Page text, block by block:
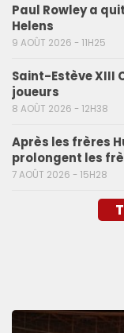
Paul Rowley a
Helens
9 AOÛT 2026 - 11H25
Saint-Estève XIII
joueurs
8 AOÛT 2026 - 12H38
Après les frères
prolongent les
7 AOÛT 2026 - 15H28